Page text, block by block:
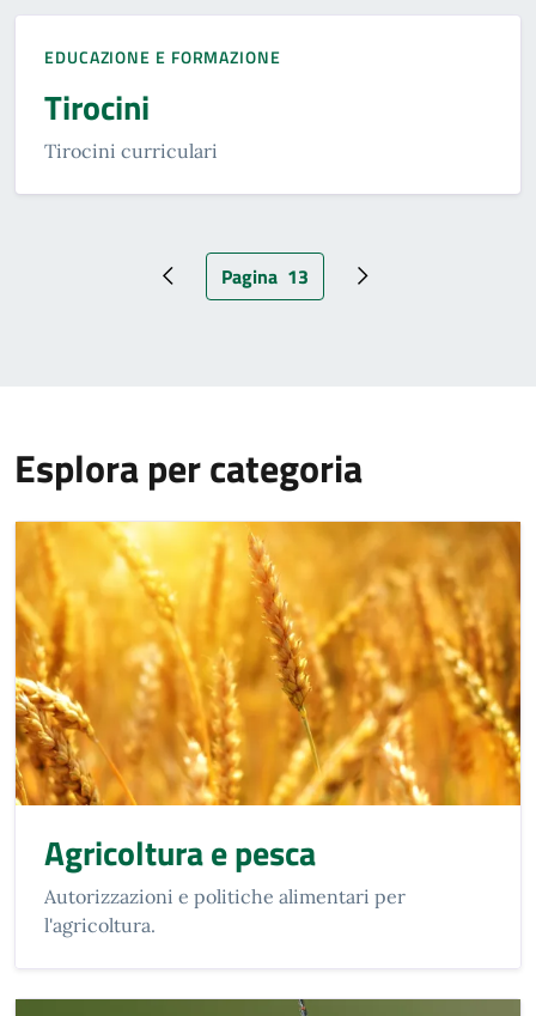
EDUCAZIONE E FORMAZIONE
Tirocini
Tirocini curriculari
Pagina precedentePagina attuale
Pagina 13 Pagina successiva
Esplora per categoria
Agricoltura e pesca
Autorizzazioni e politiche alimentari per
l'agricoltura.